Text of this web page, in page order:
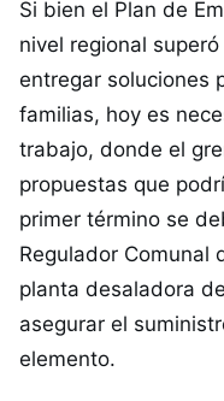
Si bien el Plan de
nivel regional
entregar soluciones
familias, hoy es
trabajo, donde el
propuestas que
primer término se
Regulador Comunal
planta desaladora
asegurar el
elemento.